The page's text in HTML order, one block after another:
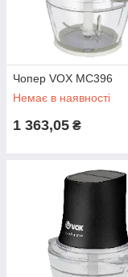
Чопер VOX MC396
Немає в наявності
1 363,05 ₴